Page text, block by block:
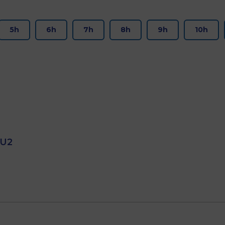
5h 6h 7h 8h 9h 10h